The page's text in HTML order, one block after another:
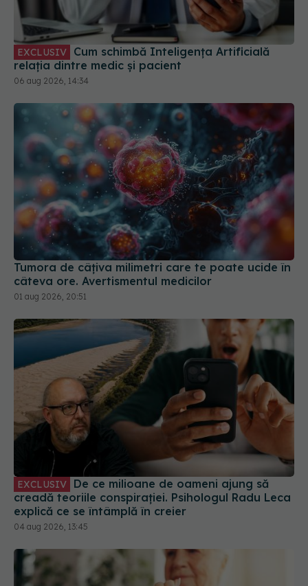
EXCLUSIV
relația dintre medic și pacient
06 aug 2026, 14:34
Tumora de câțiva milimetri care te poate ucide în
câteva ore. Avertismentul medicilor
01 aug 2026, 20:51
EXCLUSIV
creadă teoriile conspirației. Psihologul Radu Leca
explică ce se întâmplă în creier
04 aug 2026, 13:45